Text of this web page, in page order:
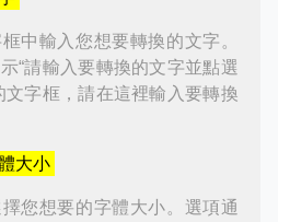
中輸入您想要轉換的文字。
“請輸入要轉換的文字並點選
文字框，請在這裡輸入要轉換
大小
您想要的字體大小。選項通